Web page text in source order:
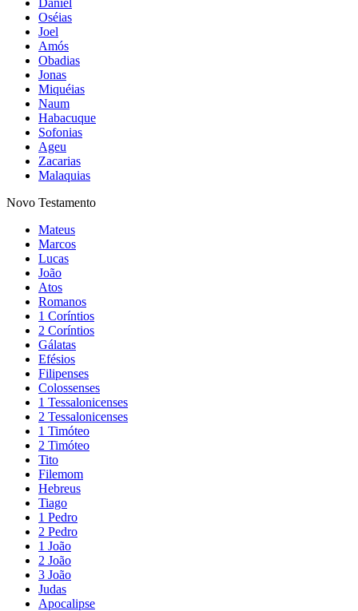
Oséias
Joel
Amós
Obadias
Jonas
Miquéias
Naum
Habacuque
Sofonias
Ageu
Zacarias
Malaquias
Novo Testamento
Mateus
Marcos
Lucas
João
Atos
Romanos
1 Coríntios
2 Coríntios
Gálatas
Efésios
Filipenses
Colossenses
1 Tessalonicenses
2 Tessalonicenses
1 Timóteo
2 Timóteo
Tito
Filemom
Hebreus
Tiago
1 Pedro
2 Pedro
1 João
2 João
3 João
Judas
Apocalipse